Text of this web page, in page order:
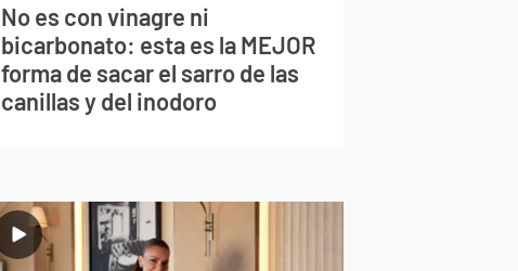
No es con vinagre ni
bicarbonato: esta es la MEJOR
forma de sacar el sarro de las
canillas y del inodoro